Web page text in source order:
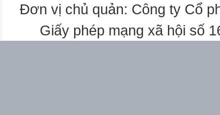
Đơn vị chủ quản: Công ty Cổ
Giấy phép mạng xã hội số